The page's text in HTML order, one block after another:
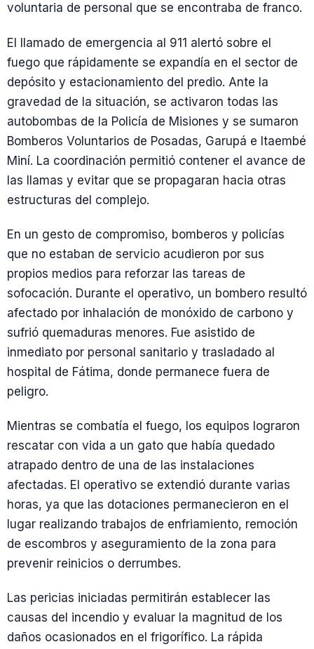
voluntaria de personal que se encontraba de franco.
El llamado de emergencia al 911 alertó sobre el
fuego que rápidamente se expandía en el sector de
depósito y estacionamiento del predio. Ante la
gravedad de la situación, se activaron todas las
autobombas de la Policía de Misiones y se sumaron
Bomberos Voluntarios de Posadas, Garupá e Itaembé
Miní. La coordinación permitió contener el avance de
las llamas y evitar que se propagaran hacia otras
estructuras del complejo.
En un gesto de compromiso, bomberos y policías
que no estaban de servicio acudieron por sus
propios medios para reforzar las tareas de
sofocación. Durante el operativo, un bombero resultó
afectado por inhalación de monóxido de carbono y
sufrió quemaduras menores. Fue asistido de
inmediato por personal sanitario y trasladado al
hospital de Fátima, donde permanece fuera de
peligro.
Mientras se combatía el fuego, los equipos lograron
rescatar con vida a un gato que había quedado
atrapado dentro de una de las instalaciones
afectadas. El operativo se extendió durante varias
horas, ya que las dotaciones permanecieron en el
lugar realizando trabajos de enfriamiento, remoción
de escombros y aseguramiento de la zona para
prevenir reinicios o derrumbes.
Las pericias iniciadas permitirán establecer las
causas del incendio y evaluar la magnitud de los
daños ocasionados en el frigorífico. La rápida